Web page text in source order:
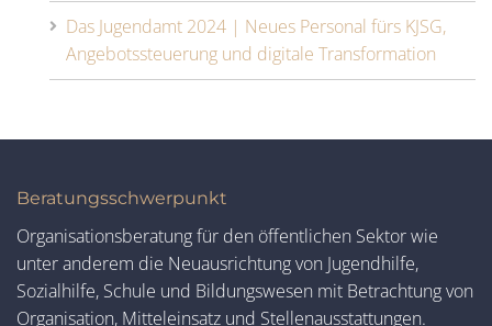
Das Jugendamt 2024 | Neues Personal fürs KJSG,
Angebotssteuerung und digitale Transformation
Beratungsschwerpunkt
Organisationsberatung für den öffentlichen Sektor wie
unter anderem die Neuausrichtung von Jugendhilfe,
Sozialhilfe, Schule und Bildungswesen mit Betrachtung von
Organisation, Mitteleinsatz und Stellenausstattungen.